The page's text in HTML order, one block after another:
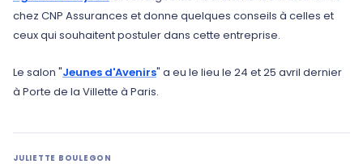
chez CNP Assurances et donne quelques conseils à celles et
ceux qui souhaitent postuler dans cette entreprise.
Le salon "Jeunes d'Avenirs" a eu le lieu le 24 et 25 avril dernier
à Porte de la Villette à Paris.
JULIETTE BOULEGON